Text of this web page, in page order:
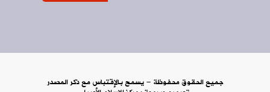
جميع الحقوق محفوظة - يسمح بالإقتباس مع ذكر المصدر